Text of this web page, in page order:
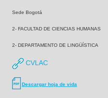
Sede Bogotá
2- FACULTAD DE CIENCIAS HUMANAS
2- DEPARTAMENTO DE LINGÜÍSTICA
CVLAC
Descargar hoja de vida